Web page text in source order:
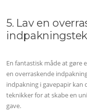
5. Lav en
En fantastisk måde at gøre
en overraskende
indpakning i gavepapir kan
teknikker for at skabe en
gave.